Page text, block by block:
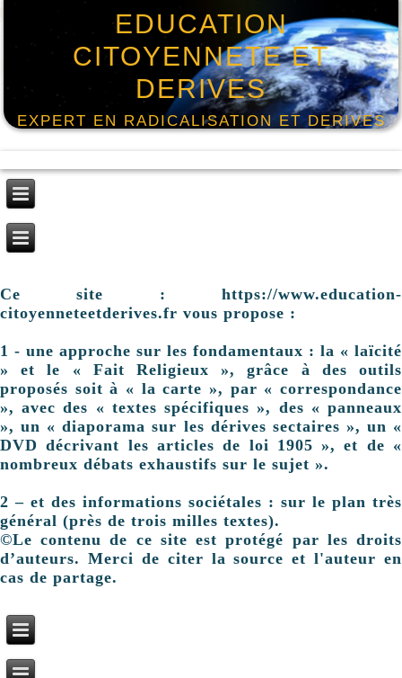
EDUCATION
CITOYENNETE ET
DERIVES
EXPERT EN RADICALISATION ET DERIVES
Ce site : https://www.education-
citoyenneteetderives.fr vous propose :
1 - une approche sur les fondamentaux : la « laïcité
» et le « Fait Religieux », grâce à des outils
proposés soit à « la carte », par « correspondance
», avec des « textes spécifiques », des « panneaux
», un « diaporama sur les dérives sectaires », un «
DVD décrivant les articles de loi 1905 », et de «
nombreux débats exhaustifs sur le sujet ».
2 – et des informations sociétales : sur le plan très
général (près de trois milles textes).
©Le contenu de ce site est protégé par les droits
d’auteurs. Merci de citer la source et l'auteur en
cas de partage.